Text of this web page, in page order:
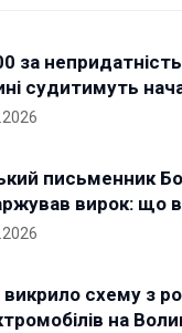
за
судитимуть
письменник
вирок: що
схему з
на